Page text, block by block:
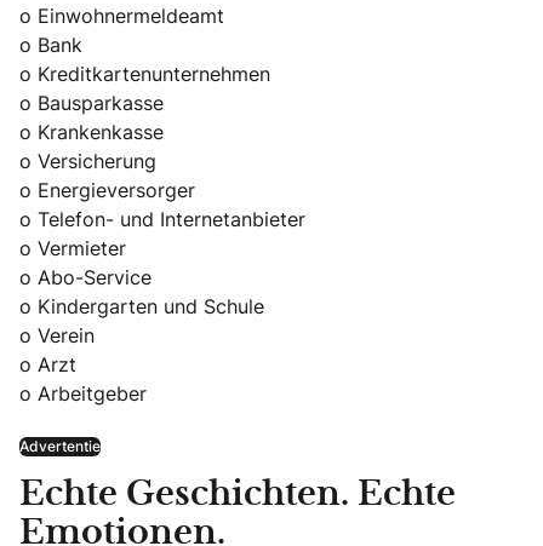
o Einwohnermeldeamt
o Bank
o Kreditkartenunternehmen
o Bausparkasse
o Krankenkasse
o Versicherung
o Energieversorger
o Telefon- und Internetanbieter
o Vermieter
o Abo-Service
o Kindergarten und Schule
o Verein
o Arzt
o Arbeitgeber
Advertentie
Echte Geschichten. Echte
Emotionen.